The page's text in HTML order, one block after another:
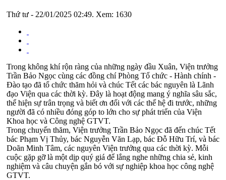
Thứ tư - 22/01/2025 02:49. Xem: 1630
Trong không khí rộn ràng của những ngày đầu Xuân, Viện trưởng
Trần Bảo Ngọc cùng các đồng chí Phòng Tổ chức - Hành chính -
Đào tạo đã tổ chức thăm hỏi và chúc Tết các bác nguyên là Lãnh
đạo Viện qua các thời kỳ. Đây là hoạt động mang ý nghĩa sâu sắc,
thể hiện sự trân trọng và biết ơn đối với các thế hệ đi trước, những
người đã có nhiều đóng góp to lớn cho sự phát triển của Viện
Khoa học và Công nghệ GTVT.
Trong chuyến thăm, Viện trưởng Trần Bảo Ngọc đã đến chúc Tết
bác Phạm Vị Thủy, bác Nguyễn Văn Lạp, bác Đỗ Hữu Trí, và bác
Doãn Minh Tâm, các nguyên Viện trưởng qua các thời kỳ. Mỗi
cuộc gặp gỡ là một dịp quý giá để lắng nghe những chia sẻ, kinh
nghiệm và câu chuyện gắn bó với sự nghiệp khoa học công nghệ
GTVT.